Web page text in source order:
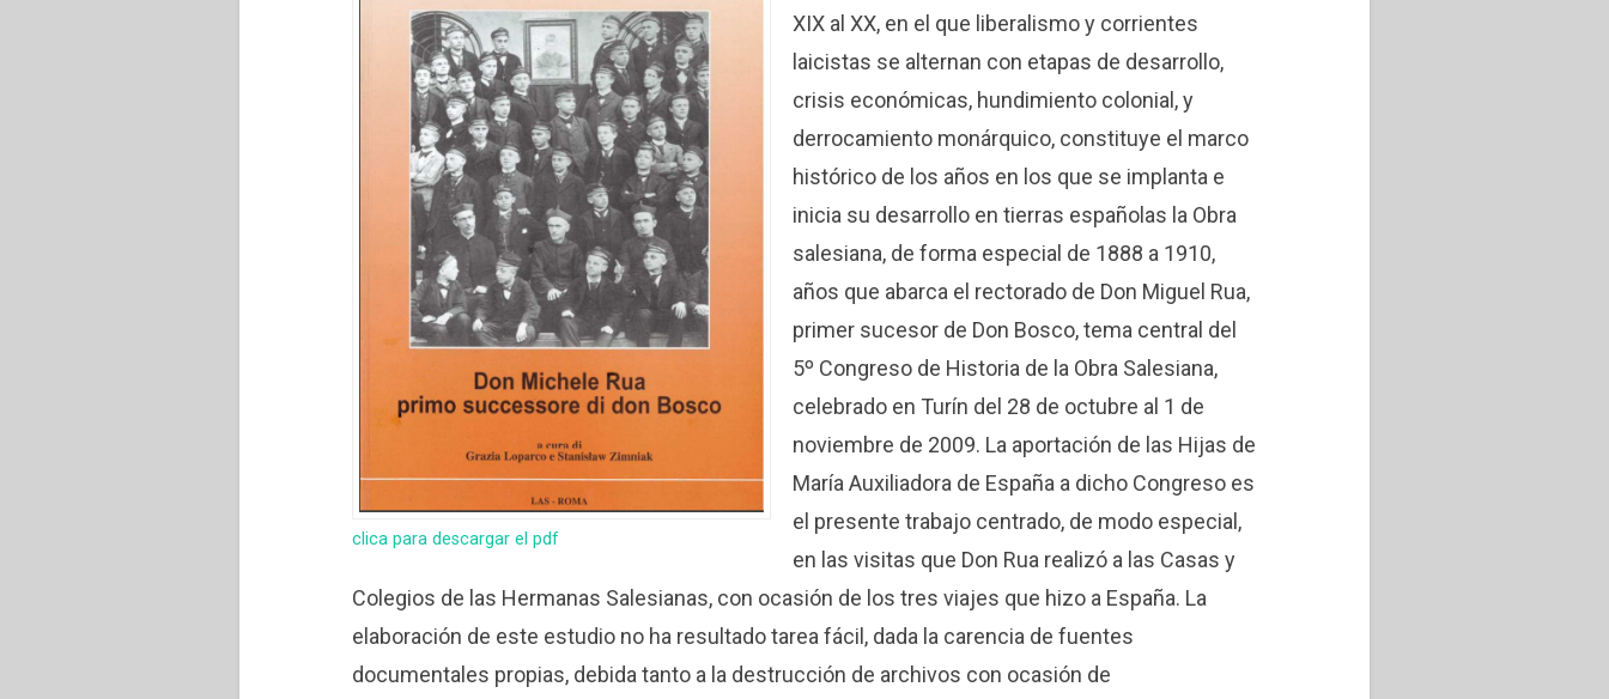
clica para descargar el pdf
XIX al XX, en el que liberalismo y corrientes
laicistas se alternan con etapas de desarrollo,
crisis económicas, hundimiento colonial, y
derrocamiento monárquico, constituye el marco
histórico de los años en los que se implanta e
inicia su desarrollo en tierras españolas la Obra
salesiana, de forma especial de 1888 a 1910,
años que abarca el rectorado de Don Miguel Rua,
primer sucesor de Don Bosco, tema central del
5º Congreso de Historia de la Obra Salesiana,
celebrado en Turín del 28 de octubre al 1 de
noviembre de 2009. La aportación de las Hijas de
María Auxiliadora de España a dicho Congreso es
el presente trabajo centrado, de modo especial,
en las visitas que Don Rua realizó a las Casas y
Colegios de las Hermanas Salesianas, con ocasión de los tres viajes que hizo a España. La
elaboración de este estudio no ha resultado tarea fácil, dada la carencia de fuentes
documentales propias, debida tanto a la destrucción de archivos con ocasión de